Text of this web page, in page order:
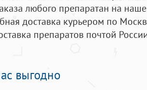
любого препаратан на
доставка курьером по
препаратов почтой
выгодно